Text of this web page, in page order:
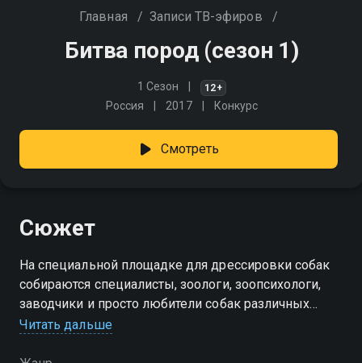
Главная / Записи ТВ-эфиров /
Битва пород (сезон 1)
1 Сезон 12+
Россия 2017 Конкурс
Смотреть
Сюжет
На специальной площадке для дрессировки собак
собираются специалисты, зоологи, зоопсихологи,
заводчики и просто любители собак различных
пород. На их суд представляется две породы собак.
Читать дальше